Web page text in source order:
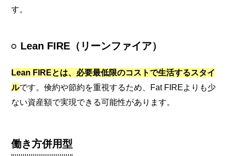
す。
Lean FIRE（リーンファイア）
Lean FIREとは、必要最低限のコストで生活するスタイ
ルです。倹約や節約を重視するため、Fat FIREよりも少
ない資産額で実現できる可能性があります。
働き方併用型